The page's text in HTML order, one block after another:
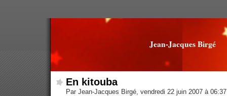
Jean-Jacques Birgé
En kitouba
Par Jean-Jacques Birgé, vendredi 22 juin 2007 à